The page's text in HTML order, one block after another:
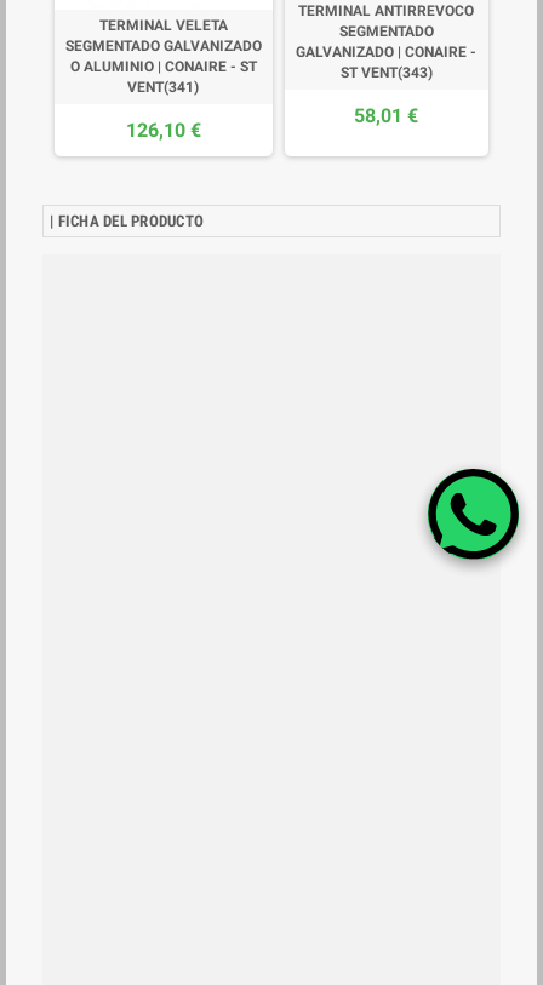
TERMINAL VELETA
SEGMENTADO GALVANIZADO
O ALUMINIO | CONAIRE - ST
VENT(341)
126,10 €
TERMINAL ANTIRREVOCO
SEGMENTADO
GALVANIZADO | CONAIRE -
ST VENT(343)
58,01 €
| FICHA DEL PRODUCTO